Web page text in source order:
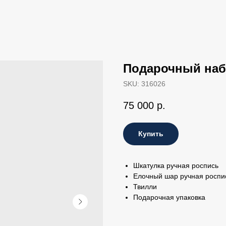
Подарочный
SKU: 316026
75 000 р.
Купить
Шкатулка ручная роспись
Елочный шар ручная
Твилли
Подарочная упаковка